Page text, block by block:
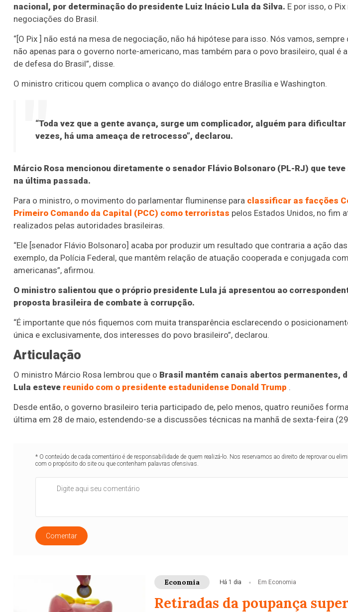
nacional, por determinação do presidente Luiz Inácio Lula da Silva. E por isso, o
negociações do Brasil.
“[O Pix ] não está na mesa de negociação, não há hipótese para isso. Nós vamos,
não apenas para o governo norte-americano, mas também para o povo brasileiro, qual é
de defesa do Brasil”, disse.
O ministro criticou quem complica o avanço do diálogo entre Brasília e Washington.
“Toda vez que a gente avança, surge um complicador, alguém para
vezes, há uma ameaça de retrocesso”, declarou.
Márcio Rosa mencionou diretamente o senador Flávio Bolsonaro (PL-RJ) que teve
na última passada.
Para o ministro, o movimento do parlamentar fluminense para classificar as facções
Primeiro Comando da Capital (PCC) como terroristas pelos Estados Unidos, no fim
realizados pelas autoridades brasileiras.
“Ele [senador Flávio Bolsonaro] acaba por produzir um resultado que contraria a ação
exemplo, da Polícia Federal, que mantêm relação de atuação cooperada e conjugada
americanas”, afirmou.
O ministro salientou que o próprio presidente Lula já apresentou ao
proposta brasileira de combate à corrupção.
“É importante que nós fiquemos com muita transparência esclarecendo o
única e exclusivamente, dos interesses do povo brasileiro”, declarou.
Articulação
O ministro Márcio Rosa lembrou que o Brasil mantém canais abertos permanentes,
Lula esteve reunido com o presidente estadunidense Donald Trump .
Desde então, o governo brasileiro teria participado de, pelo menos, quatro reuniões
última em 28 de maio, estendendo-se a discussões técnicas na manhã de sexta-feira
* O conteúdo de cada comentário é de responsabilidade de quem realizá-lo. Nos reservamos ao direito de reprovar ou
com o propósito do site ou que contenham palavras ofensivas.
Comentar
Economia Há 1 dia Em Economia
Retiradas da poupança